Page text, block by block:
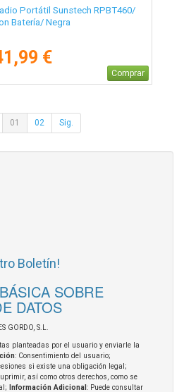
Portátil Sunstech RPBT460/
Batería/ Negra
€
Comprar
01 02 Sig.
Boletín!
SOBRE
DATOS
GORDO, S.L.
planteadas por el usuario y enviarle la
: Consentimiento del usuario;
si existe una obligación legal;
así como otros derechos, como se
Información Adicional : Puede consultar